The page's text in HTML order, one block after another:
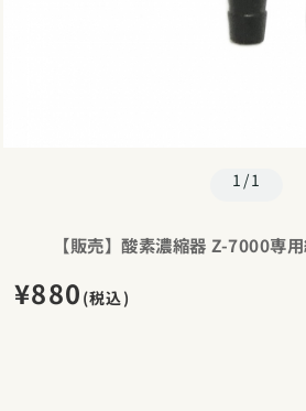
1/1
【販売】酸素濃縮器 Z-7000専
¥880 (税込)